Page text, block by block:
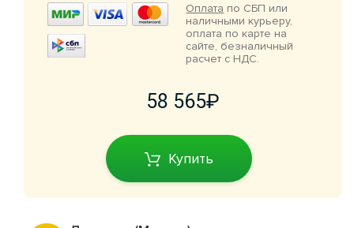
Оплата по СБП или
наличными курьеру,
оплата по карте на
сайте, безналичный
расчет с НДС.
58 565
Купить